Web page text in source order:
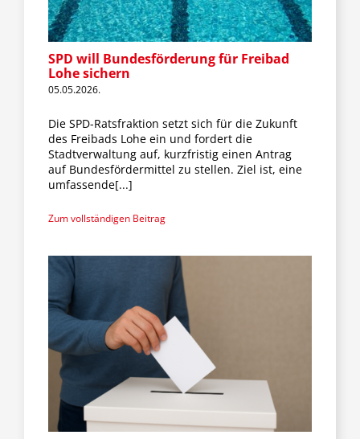
Fraktion
Jusos
Kreistag
Termine
Kontakt
SPD will Bundesförderung für Freibad
Lohe sichern
05.05.2026.
Die SPD-Ratsfraktion setzt sich für die Zukunft
des Freibads Lohe ein und fordert die
Stadtverwaltung auf, kurzfristig einen Antrag
auf Bundesfördermittel zu stellen. Ziel ist, eine
umfassende[...]
Zum vollständigen Beitrag